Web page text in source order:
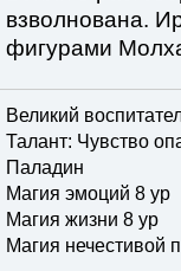
взволнована.
фигурами
Великий
Талант: Чувство
Паладин
Магия эмоций 8 ур
Магия жизни 8 ур
Магия нечестивой